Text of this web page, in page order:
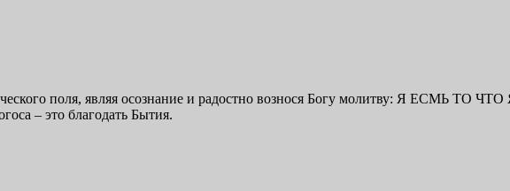
поля, являя осознание и радостно вознося Богу молитву: Я ЕСМЬ ТО
– это благодать Бытия.